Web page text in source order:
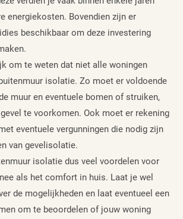
energiekosten. Bovendien zijn er
beschikbaar om deze investering
om te weten dat niet alle woningen
isolatie. Zo moet er voldoende
muur en eventuele bomen of struiken,
te voorkomen. Ook moet er rekening
eventuele vergunningen die nodig zijn
van gevelisolatie.
isolatie dus veel voordelen voor
als het comfort in huis. Laat je wel
de mogelijkheden en laat eventueel een
om te beoordelen of jouw woning